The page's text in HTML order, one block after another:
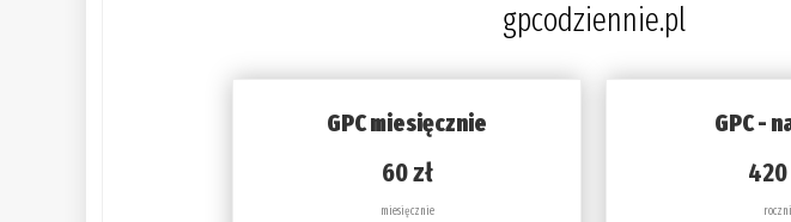
gpcodziennie.pl
GPC miesięcznie
60 zł
miesięcznie
GPC -
420